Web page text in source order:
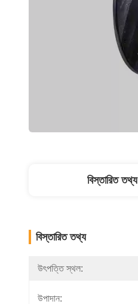
বিস্তারিত তথ্য
বিস্তারিত তথ্য
উৎপত্তি স্থল:
উপাদান: